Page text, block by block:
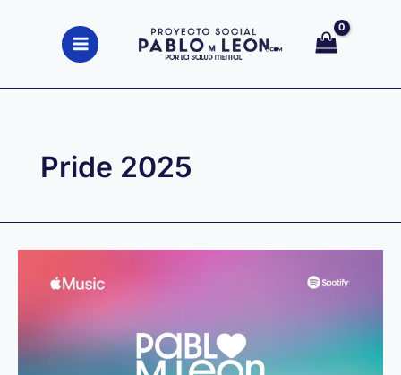
contenido
Pride 2025